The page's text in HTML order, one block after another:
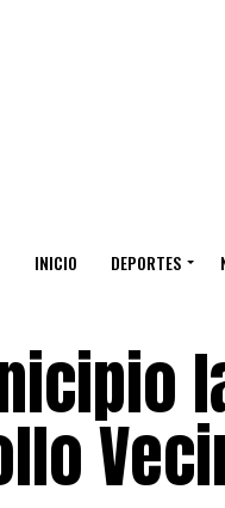
INICIO DEPORTES